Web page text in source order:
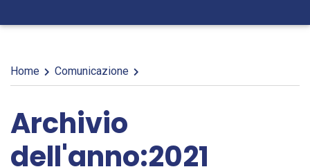
Home Comunicazione
Archivio
dell'anno:2021